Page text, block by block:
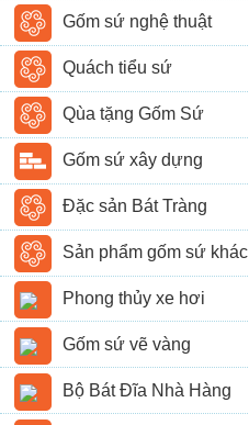
Gốm sứ nghệ thuật
Quách tiểu sứ
Qùa tặng Gốm Sứ
Gốm sứ xây dựng
Đặc sản Bát Tràng
Sản phẩm gốm sứ khác
Phong thủy xe hơi
Gốm sứ vẽ vàng
Bộ Bát Đĩa Nhà Hàng